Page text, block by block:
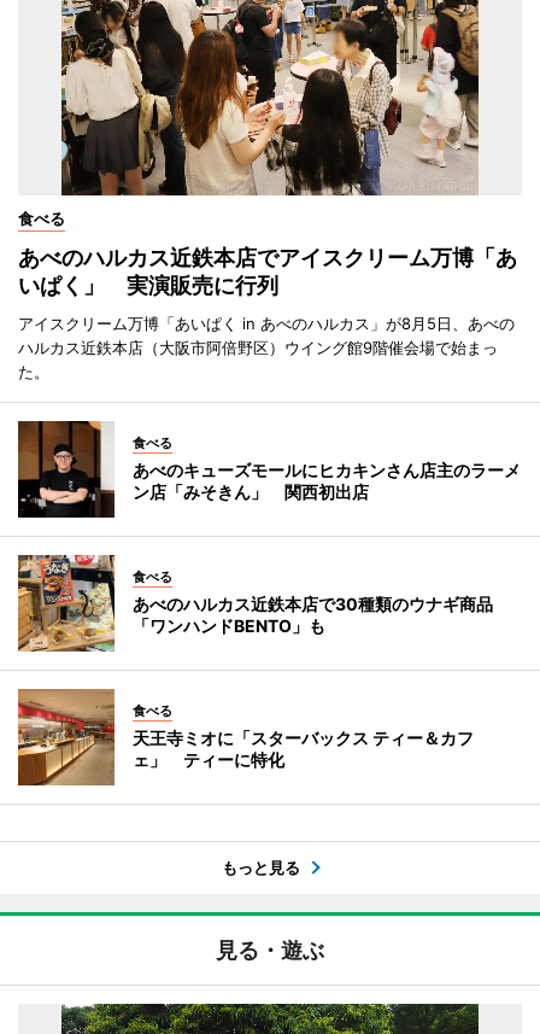
食べる
あべのハルカス近鉄本店でアイスクリーム万博「あ
いぱく」 実演販売に行列
アイスクリーム万博「あいぱく in あべのハルカス」が8月5日、あべの
ハルカス近鉄本店（大阪市阿倍野区）ウイング館9階催会場で始まっ
た。
食べる
あべのキューズモールにヒカキンさん店主のラーメ
ン店「みそきん」 関西初出店
食べる
あべのハルカス近鉄本店で30種類のウナギ商品
「ワンハンドBENTO」も
食べる
天王寺ミオに「スターバックス ティー＆カフ
ェ」 ティーに特化
もっと見る
見る・遊ぶ